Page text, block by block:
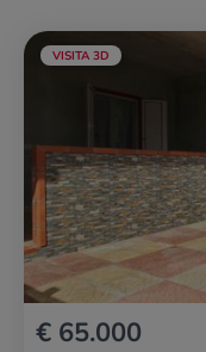
VISITA 3D
€ 65.000